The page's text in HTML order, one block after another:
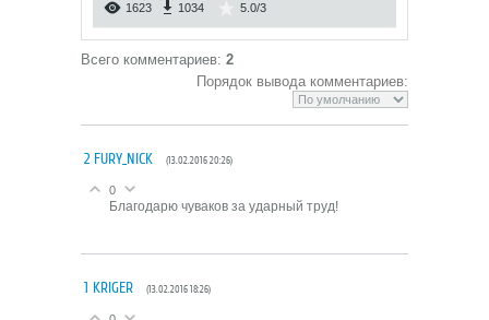
1623 1034 5.0/3
Всего комментариев: 2
Порядок вывода комментариев:
2 FURY_NICK (13.02.2016 20:26)
0
Благодарю чуваков за ударный труд!
1 KRIGER (13.02.2016 18:26)